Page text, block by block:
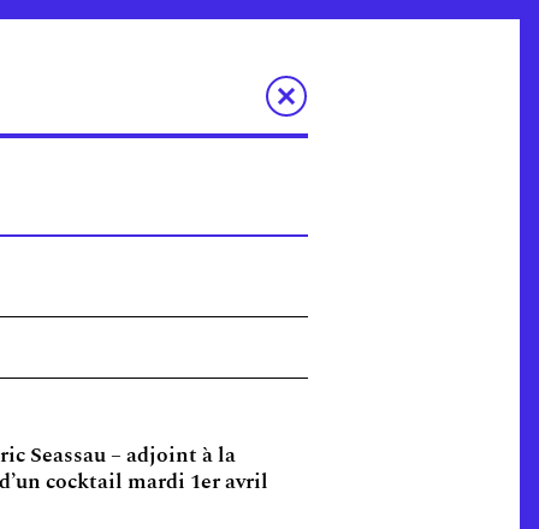
Seassau – adjoint à la
cocktail mardi 1er avril